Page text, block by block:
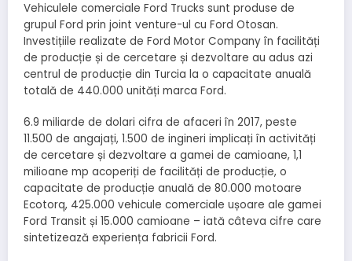
Vehiculele comerciale Ford Trucks sunt produse de
grupul Ford prin joint venture-ul cu Ford Otosan.
Investițiile realizate de Ford Motor Company în facilități
de producție și de cercetare și dezvoltare au adus azi
centrul de producție din Turcia la o capacitate anuală
totală de 440.000 unități marca Ford.
6.9 miliarde de dolari cifra de afaceri în 2017, peste
11.500 de angajați, 1.500 de ingineri implicați în activități
de cercetare și dezvoltare a gamei de camioane, 1,1
milioane mp acoperiți de facilități de producție, o
capacitate de producție anuală de 80.000 motoare
Ecotorq, 425.000 vehicule comerciale ușoare ale gamei
Ford Transit și 15.000 camioane – iată câteva cifre care
sintetizează experiența fabricii Ford.